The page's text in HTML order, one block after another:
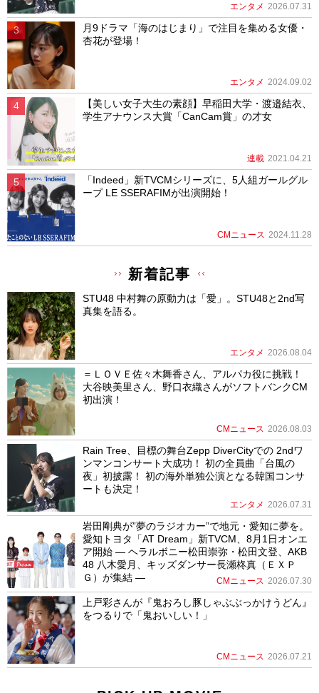
エンタメ 2026.07.31
月9ドラマ「海のはじまり」で注目を集める女優・
杏花が登場！
エンタメ 2024.09.02
【美しい女子大生の素顔】早稲田大学・渡邉結衣、
学生アナウンス大賞「CanCam賞」の才女
連載 2021.04.21
「Indeed」新TVCMシリーズに、5人組ガールグル
ープ LE SSERAFIMが出演開始！
CMニュース 2024.11.28
新着記事
STU48 中村舞の原動力は「愛」。STU48と2nd写
真集を語る。
エンタメ 2026.08.04
＝ＬＯＶＥ佐々木舞香さん、アルパカ役に挑戦！
大谷映美里さん、野口衣織さんがソフトバンクCM
初出演！
CMニュース 2026.08.03
Rain Tree、目標の舞台Zepp DiverCityでの 2ndワ
ンマンコンサート大成功！ 初の全員曲「台風の
夜」初披露！ 初の海外単独公演となる韓国コンサ
ートも決定！
エンタメ 2026.07.31
岩田剛典が”夢のラジオカー”で地元・愛知に夢を。
愛知トヨタ「AT Dream」新TVCM、8月1日オンエ
ア開始 ― ヘラルボニー松田崇弥・松田文登、AKB
48 八木愛月、キッズダンサー長瀬柊真（ＥＸＰ
Ｇ）が集結 ―
CMニュース 2026.07.30
上戸彩さんが『鬼おろし豚しゃぶぶっかけうどん』
をつるりで「鬼おいしい！」
CMニュース 2026.07.21